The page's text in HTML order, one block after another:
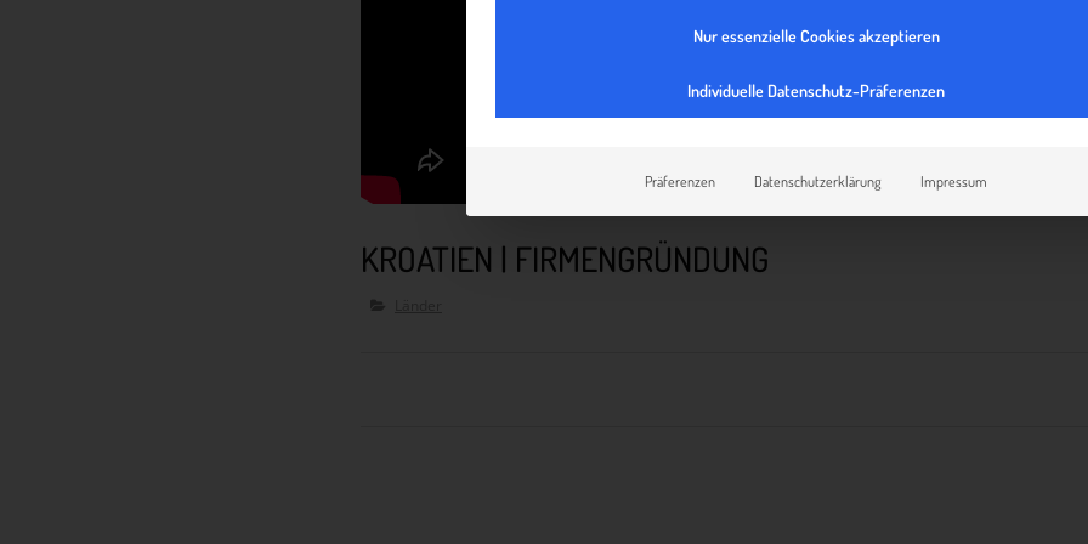
KROATIEN | FIRMENGRÜNDUNG
Nur essenzielle Cookies akzeptieren
Individuelle Datenschutz-Präferenzen
Präferenzen Datenschutzerklärung Impressum